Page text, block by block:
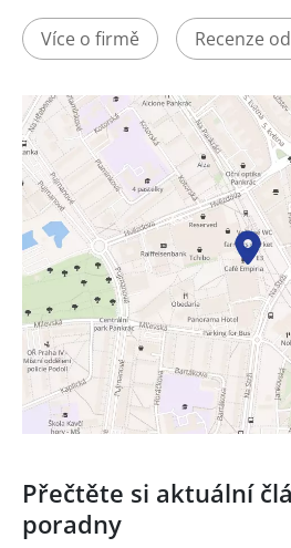
Více o firmě Recenze
Přečtěte si aktuální
poradny